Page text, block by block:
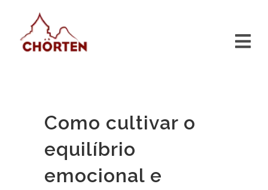
Como cultivar o
equilíbrio
emocional e